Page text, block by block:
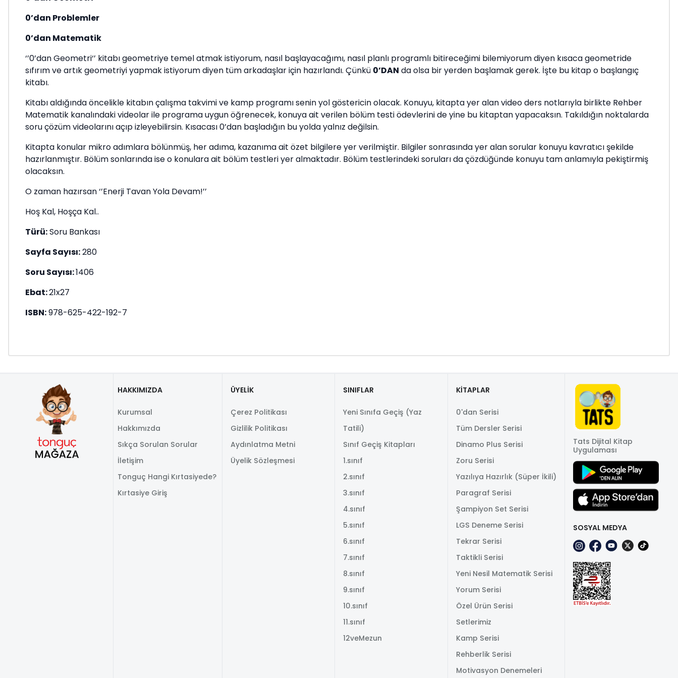
0’dan Problemler
0’dan Matematik
‘’0’dan Geometri‘’ kitabı geometriye temel atmak istiyorum, nasıl başlayacağımı, nasıl planlı programlı bitireceğimi bilemiyorum diyen kısaca geometride
sıfırım ve artık geometriyi yapmak istiyorum diyen tüm arkadaşlar için hazırlandı. Çünkü 0’DAN da olsa bir yerden başlamak gerek. İşte bu kitap o başlangıç
kitabı.
Kitabı aldığında öncelikle kitabın çalışma takvimi ve kamp programı senin yol göstericin olacak. Konuyu, kitapta yer alan video ders notlarıyla birlikte Rehber
Matematik kanalındaki videolar ile programa uygun öğrenecek, konuya ait verilen bölüm testi ödevlerini de yine bu kitaptan yapacaksın. Takıldığın noktalarda
soru çözüm videolarını açıp izleyebilirsin. Kısacası 0’dan başladığın bu yolda yalnız değilsin.
Kitapta konular mikro adımlara bölünmüş, her adıma, kazanıma ait özet bilgilere yer verilmiştir. Bilgiler sonrasında yer alan sorular konuyu kavratıcı şekilde
hazırlanmıştır. Bölüm sonlarında ise o konulara ait bölüm testleri yer almaktadır. Bölüm testlerindeki soruları da çözdüğünde konuyu tam anlamıyla pekiştirmiş
olacaksın.
O zaman hazırsan ‘’Enerji Tavan Yola Devam!’’
Hoş Kal, Hoşça Kal..
Türü:Soru Bankası
Sayfa Sayısı:280
Soru Sayısı:1406
Ebat:21x27
ISBN:978-625-422-192-7
HAKKIMIZDA
Kurumsal
Hakkımızda
Sıkça Sorulan Sorular
İletişim
Tonguç Hangi Kırtasiyede?
Kırtasiye Giriş
ÜYELİK
Çerez Politikası
Gizlilik Politikası
Aydınlatma Metni
Üyelik Sözleşmesi
SINIFLAR
Yeni Sınıfa Geçiş (Yaz
Tatili)
Sınıf Geçiş Kitapları
1.sınıf
2.sınıf
3.sınıf
4.sınıf
5.sınıf
6.sınıf
7.sınıf
8.sınıf
9.sınıf
10.sınıf
11.sınıf
12veMezun
KİTAPLAR
0'dan Serisi
Tüm Dersler Serisi
Dinamo Plus Serisi
Zoru Serisi
Yazılıya Hazırlık (Süper İkili)
Paragraf Serisi
Şampiyon Set Serisi
LGS Deneme Serisi
Tekrar Serisi
Taktikli Serisi
Yeni Nesil Matematik Serisi
Yorum Serisi
Özel Ürün Serisi
Setlerimiz
Kamp Serisi
Rehberlik Serisi
Motivasyon Denemeleri
Tats Dijital Kitap
Uygulaması
SOSYAL MEDYA